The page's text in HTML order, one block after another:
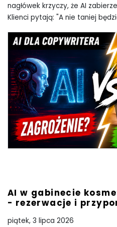
nagłówek krzyczy, że AI
Klienci pytają: "A nie taniej
AI w gabinecie
- rezerwacje i
piątek, 3 lipca 2026